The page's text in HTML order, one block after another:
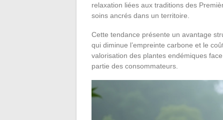
relaxation liées aux traditions des
soins ancrés dans un territoire.
Cette tendance présente un avantage
qui diminue l’empreinte carbone et le
valorisation des plantes endémiques
partie des consommateurs.